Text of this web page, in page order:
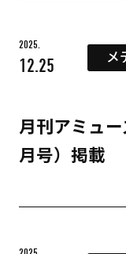
2025.
12.25 メ
月刊アミュ
月号）掲載